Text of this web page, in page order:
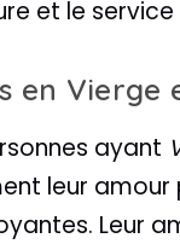
et le service
en Vierge
ayant
leur
Leur